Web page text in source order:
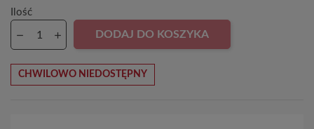
Ilość
DODAJ DO KOSZYKA
CHWILOWO NIEDOSTĘPNY